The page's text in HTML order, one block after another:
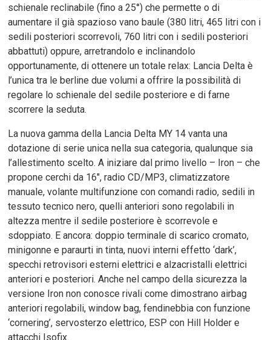
schienale reclinabile (fino a 25°) che permette o di
aumentare il già spazioso vano baule (380 litri, 465 litri con i
sedili posteriori scorrevoli, 760 litri con i sedili posteriori
abbattuti) oppure, arretrandolo e inclinandolo
opportunamente, di ottenere un totale relax: Lancia Delta è
l’unica tra le berline due volumi a offrire la possibilità di
regolare lo schienale del sedile posteriore e di farne
scorrere la seduta.
La nuova gamma della Lancia Delta MY 14 vanta una
dotazione di serie unica nella sua categoria, qualunque sia
l’allestimento scelto. A iniziare dal primo livello – Iron – che
propone cerchi da 16″, radio CD/MP3, climatizzatore
manuale, volante multifunzione con comandi radio, sedili in
tessuto tecnico nero, quelli anteriori sono regolabili in
altezza mentre il sedile posteriore è scorrevole e
sdoppiato. E ancora: doppio terminale di scarico cromato,
minigonne e paraurti in tinta, nuovi interni effetto ‘dark’,
specchi retrovisori esterni elettrici e alzacristalli elettrici
anteriori e posteriori. Anche nel campo della sicurezza la
versione Iron non conosce rivali come dimostrano airbag
anteriori regolabili, window bag, fendinebbia con funzione
‘cornering’, servosterzo elettrico, ESP con Hill Holder e
attacchi Isofix.